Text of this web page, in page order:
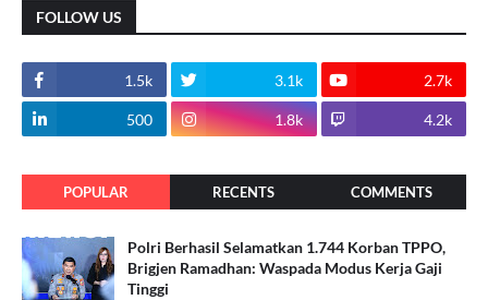
FOLLOW US
1.5k 3.1k 2.7k
500 1.8k 4.2k
POPULAR RECENTS COMMENTS
Polri Berhasil Selamatkan 1.744 Korban TPPO,
Brigjen Ramadhan: Waspada Modus Kerja Gaji
Tinggi